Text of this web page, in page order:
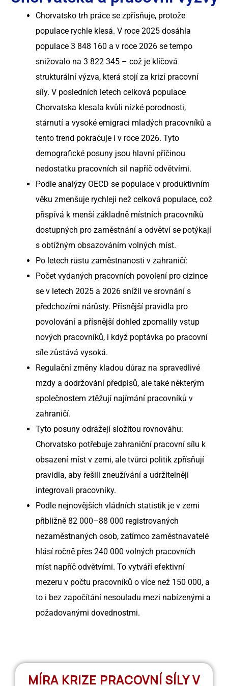
Odvětví, kterým
sloužíme
Služby v oblasti
mezd a zákonné
shody
Hromadná a
projektová řešení
pro pracovní sílu
Řešení RPO
Chorvatsko
Srbsko
Bulharsko
Maďarsko
Česká republika
Malta
Chorvatsko trh práce se zpřísňuje, protože
populace rychle klesá. V roce 2025 dosáhla
populace 3 848 160 a v roce 2026 se tempo
snižovalo na 3 822 345 – což je klíčová
strukturální výzva, která stojí za krizí pracovní
síly. V posledních letech celková populace
Chorvatska klesala kvůli nízké porodnosti,
stárnutí a vysoké emigraci mladých pracovníků a
tento trend pokračuje i v roce 2026. Tyto
demografické posuny jsou hlavní příčinou
nedostatku pracovních sil napříč odvětvími.
Podle analýzy OECD se populace v produktivním
věku zmenšuje rychleji než celková populace, což
přispívá k menší základně místních pracovníků
dostupných pro zaměstnání a odvětví se potýkají
s obtížným obsazováním volných míst.
Po letech růstu zaměstnanosti v zahraničí:
Počet vydaných pracovních povolení pro cizince
se v letech 2025 a 2026 snížil ve srovnání s
předchozími nárůsty. Přísnější pravidla pro
povolování a přísnější dohled zpomalily vstup
nových pracovníků, i když poptávka po pracovní
síle zůstává vysoká.
Regulační změny kladou důraz na spravedlivé
mzdy a dodržování předpisů, ale také některým
společnostem ztěžují najímání pracovníků v
zahraničí.
Tyto posuny odrážejí složitou rovnováhu:
Chorvatsko potřebuje zahraniční pracovní sílu k
obsazení míst v zemi, ale tvůrci politik zpřísňují
pravidla, aby řešili zneužívání a udržitelněji
integrovali pracovníky.
Podle nejnovějších vládních statistik je v zemi
přibližně 82 000–88 000 registrovaných
nezaměstnaných osob, zatímco zaměstnavatelé
hlásí ročně přes 240 000 volných pracovních
míst napříč odvětvími. To vytváří efektivní
mezeru v počtu pracovníků o více než 150 000, a
to i bez započítání nesouladu mezi nabízenými a
požadovanými dovednostmi.
MÍRA KRIZE PRACOVNÍ SÍLY V